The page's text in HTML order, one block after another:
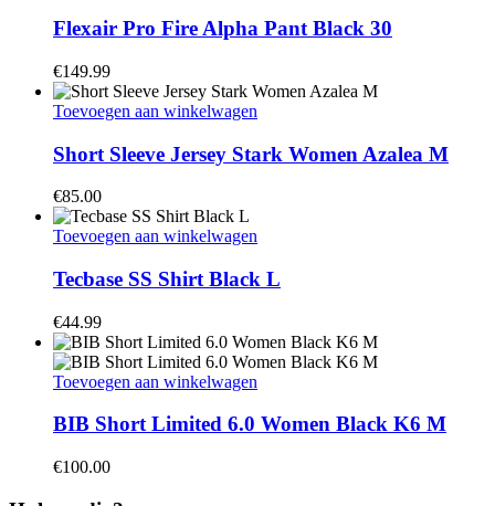
Flexair Pro Fire Alpha Pant Black 30
€149.99
Toevoegen aan winkelwagen
Short Sleeve Jersey Stark Women Azalea M
€85.00
Toevoegen aan winkelwagen
Tecbase SS Shirt Black L
€44.99
Toevoegen aan winkelwagen
BIB Short Limited 6.0 Women Black K6 M
€100.00